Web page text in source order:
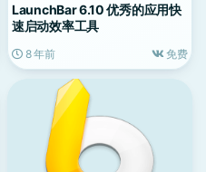
LaunchBar 6.10 优秀的应用快
速启动效率工具
8 年前 免费